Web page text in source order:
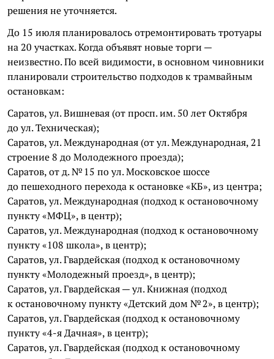
решения не уточняется.
До 15 июля планировалось отремонтировать тротуары
на 20 участках. Когда объявят новые торги —
неизвестно. По всей видимости, в основном чиновники
планировали строительство подходов к трамвайным
остановкам:
Саратов, ул. Вишневая (от просп. им. 50 лет Октября
до ул. Техническая);
Саратов, ул. Международная (от ул. Международная, 21
строение 8 до Молодежного проезда);
Саратов, от д. № 15 по ул. Московское шоссе
до пешеходного перехода к остановке «КБ», из центра;
Саратов, ул. Международная (подход к остановочному
пункту «МФЦ», в центр);
Саратов, ул. Международная (подход к остановочному
пункту «108 школа», в центр);
Саратов, ул. Гвардейская (подход к остановочному
пункту «Молодежный проезд», в центр);
Саратов, ул. Гвардейская — ул. Книжная (подход
к остановочному пункту «Детский дом № 2», в центр);
Саратов, ул. Гвардейская (подход к остановочному
пункту «4-я Дачная», в центр);
Саратов, ул. Гвардейская (подход к остановочному